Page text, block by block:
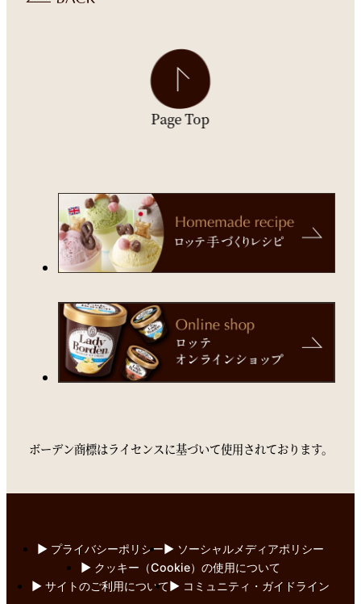
Page Top
ボーデン商標はライセンスに基づいて使用されております。
▶︎ プライバシーポリシー▶︎ ソーシャルメディアポリシー
▶︎ クッキー（Cookie）の使用について
▶︎ サイトのご利用について▶︎ コミュニティ・ガイドライン